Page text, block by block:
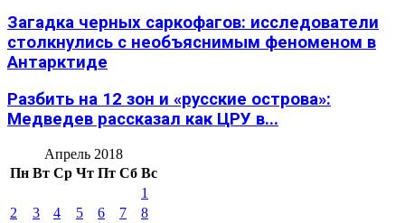
Загадка черных саркофагов: исследователи
столкнулись с необъяснимым феноменом в
Антарктиде
Разбить на 12 зон и «русские острова»:
Медведев рассказал как ЦРУ в...
Апрель 2018
Пн Вт Ср Чт Пт Сб Вс
1
2
3 4 5 6 7
8